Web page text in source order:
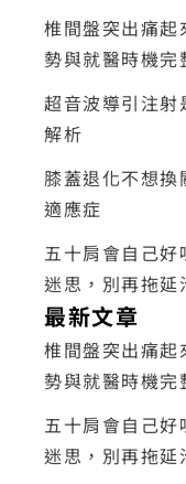
椎間盤突出痛起
勢與就醫時機完
超音波導引注
解析
膝蓋退化不想
適應症
五十肩會自己
迷思，別再拖延
最新文章
椎間盤突出痛起
勢與就醫時機完
五十肩會自己
迷思，別再拖延